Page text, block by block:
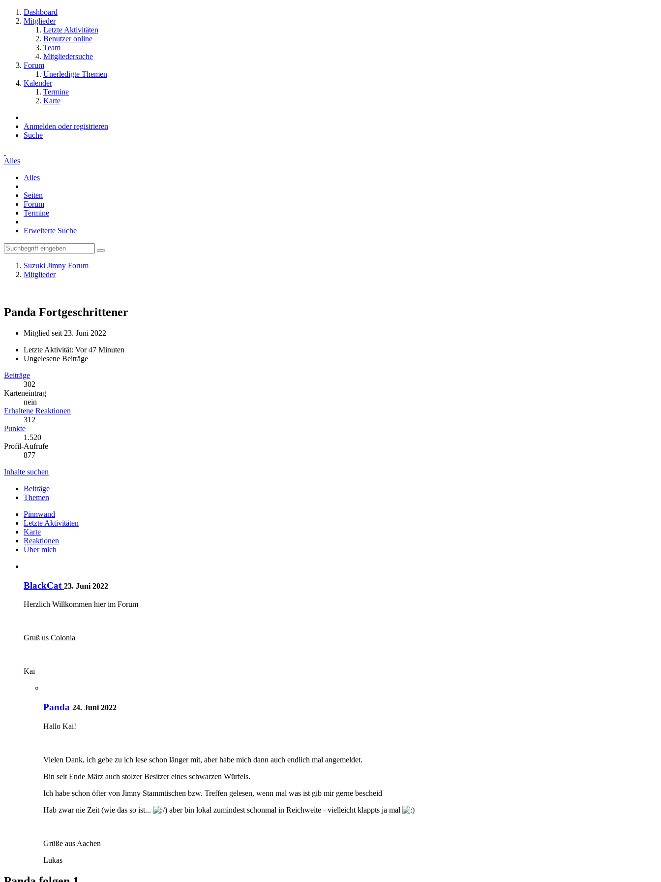
Dashboard
Mitglieder
Letzte Aktivitäten
Benutzer online
Team
Mitgliedersuche
Forum
Unerledigte Themen
Kalender
Termine
Karte
Anmelden oder registrieren
Suche
Alles
Alles
Seiten
Forum
Termine
Erweiterte Suche
Suzuki Jimny Forum
Mitglieder
Panda Fortgeschrittener
Mitglied seit 23. Juni 2022
Letzte Aktivität: Vor 47 Minuten
Ungelesene Beiträge
Beiträge
302
Karteneintrag
nein
Erhaltene Reaktionen
312
Punkte
1.520
Profil-Aufrufe
877
Inhalte suchen
Beiträge
Themen
Pinnwand
Letzte Aktivitäten
Karte
Reaktionen
Über mich
BlackCat 23. Juni 2022
Herzlich Willkommen hier im Forum
Gruß us Colonia
Kai
Panda 24. Juni 2022
Hallo Kai!
Vielen Dank, ich gebe zu ich lese schon länger mit, aber habe mich dann auch endlich mal angemeldet.
Bin seit Ende März auch stolzer Besitzer eines schwarzen Würfels.
Ich habe schon öfter von Jimny Stammtischen bzw. Treffen gelesen, wenn mal was ist gib mir gerne bescheid
Hab zwar nie Zeit (wie das so ist...
) aber bin lokal zumindest schonmal in Reichweite - vielleicht klappts ja mal
Grüße aus Aachen
Lukas